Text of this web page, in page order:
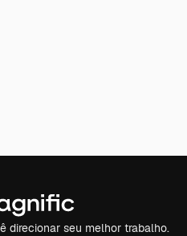
direcionar seu melhor trabalho.